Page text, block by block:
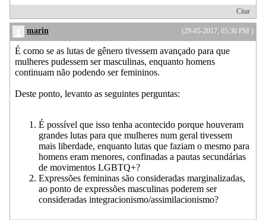
Citar
(29-05-2017, 05:30 PM )
marin
É como se as lutas de gênero tivessem avançado para que
mulheres pudessem ser masculinas, enquanto homens
continuam não podendo ser femininos.
Deste ponto, levanto as seguintes perguntas:
É possível que isso tenha acontecido porque houveram
grandes lutas para que mulheres num geral tivessem
mais liberdade, enquanto lutas que faziam o mesmo para
homens eram menores, confinadas a pautas secundárias
de movimentos LGBTQ+?
Expressões femininas são consideradas marginalizadas,
ao ponto de expressões masculinas poderem ser
consideradas integracionismo/assimilacionismo?